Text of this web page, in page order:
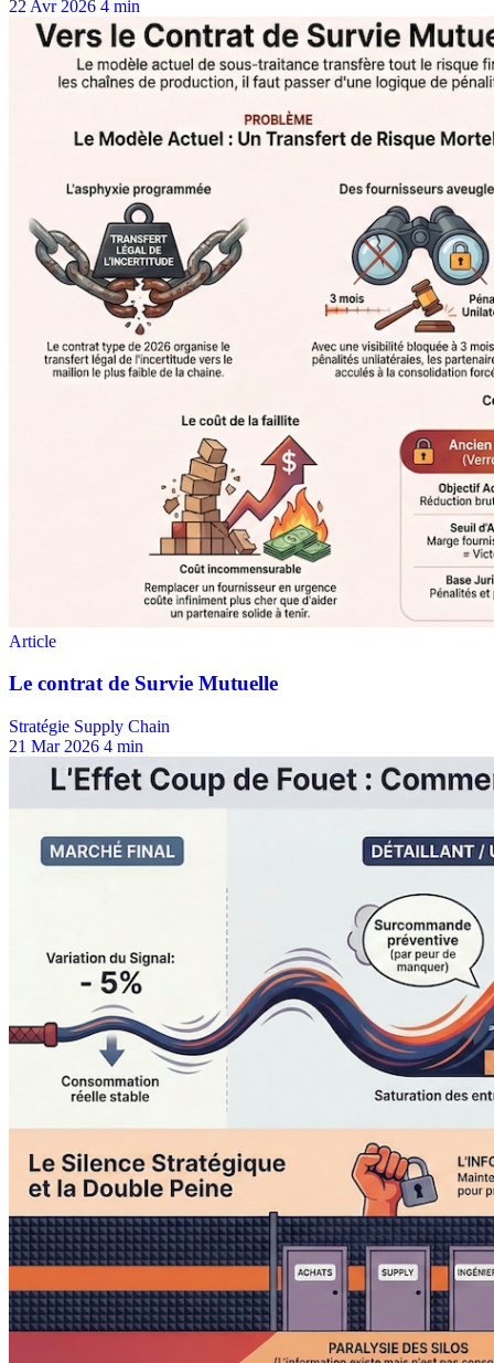
22 Avr 2026 4 min
Stratégie Supply Chain
21 Mar 2026 4 min